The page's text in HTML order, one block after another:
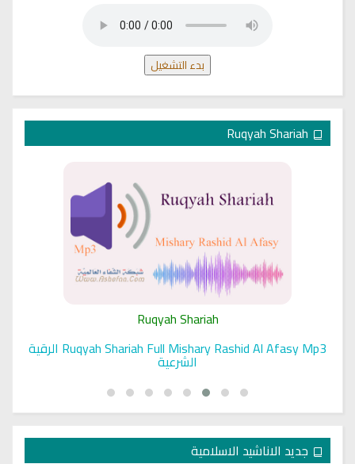
بدء التشغيل
Ruqyah Shariah
Ruqyah Shariah Full Mishary Rashid Al Afasy Mp3 الرقية
الشرعية
جديد الاناشيد الاسلامية